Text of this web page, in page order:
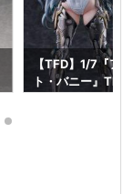
【TFD】1/7『
ト・バニー』